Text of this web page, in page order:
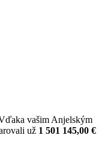
vašim Anjelským
už 1 501 145,00 €